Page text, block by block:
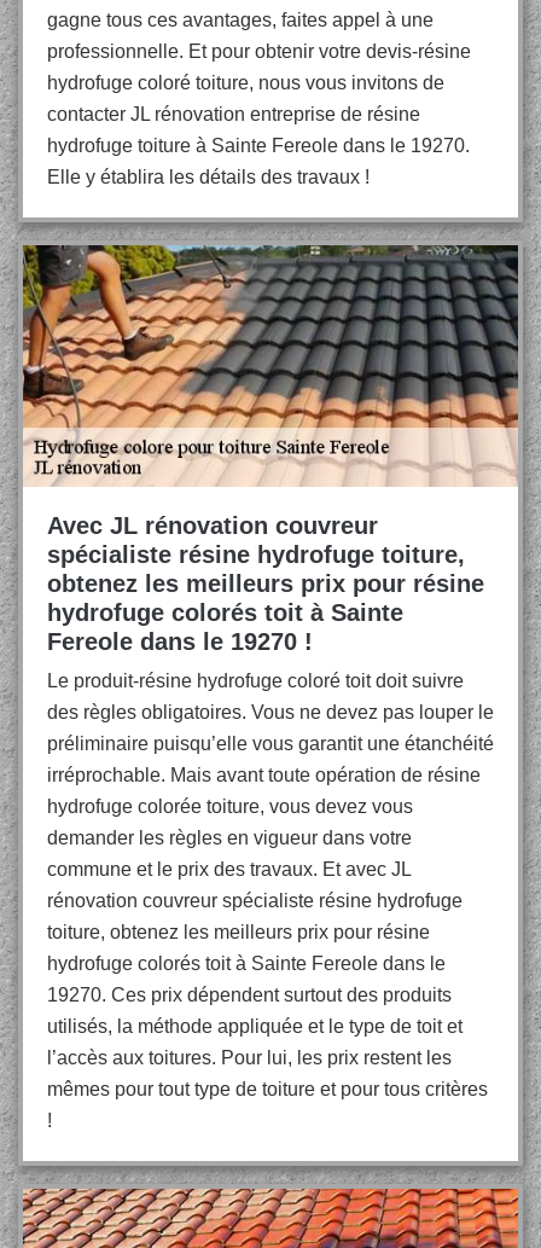
gagne tous ces avantages, faites appel à une
professionnelle. Et pour obtenir votre devis-résine
hydrofuge coloré toiture, nous vous invitons de
contacter JL rénovation entreprise de résine
hydrofuge toiture à Sainte Fereole dans le 19270.
Elle y établira les détails des travaux !
Avec JL rénovation couvreur
spécialiste résine hydrofuge toiture,
obtenez les meilleurs prix pour résine
hydrofuge colorés toit à Sainte
Fereole dans le 19270 !
Le produit-résine hydrofuge coloré toit doit suivre
des règles obligatoires. Vous ne devez pas louper le
préliminaire puisqu’elle vous garantit une étanchéité
irréprochable. Mais avant toute opération de résine
hydrofuge colorée toiture, vous devez vous
demander les règles en vigueur dans votre
commune et le prix des travaux. Et avec JL
rénovation couvreur spécialiste résine hydrofuge
toiture, obtenez les meilleurs prix pour résine
hydrofuge colorés toit à Sainte Fereole dans le
19270. Ces prix dépendent surtout des produits
utilisés, la méthode appliquée et le type de toit et
l’accès aux toitures. Pour lui, les prix restent les
mêmes pour tout type de toiture et pour tous critères
!